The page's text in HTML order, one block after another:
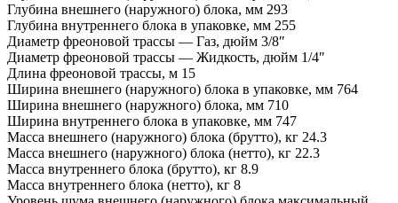
Глубина внешнего (наружного) блока, мм 293
Глубина внутреннего блока в упаковке, мм 255
Диаметр фреоновой трассы — Газ, дюйм 3/8″
Диаметр фреоновой трассы — Жидкость, дюйм 1/4″
Длина фреоновой трассы, м 15
Ширина внешнего (наружного) блока в упаковке, мм 764
Ширина внешнего (наружного) блока, мм 710
Ширина внутреннего блока в упаковке, мм 747
Масса внешнего (наружного) блока (брутто), кг 24.3
Масса внешнего (наружного) блока (нетто), кг 22.3
Масса внутреннего блока (брутто), кг 8.9
Масса внутреннего блока (нетто), кг 8